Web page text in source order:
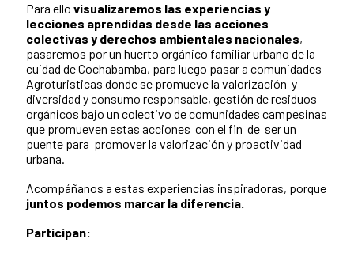
Para ello visualizaremos las experiencias y
lecciones aprendidas desde las acciones
colectivas y derechos ambientales nacionales,
pasaremos por un huerto orgánico familiar urbano de la
cuidad de Cochabamba, para luego pasar a comunidades
Agroturisticas donde se promueve la valorización y
diversidad y consumo responsable, gestión de residuos
orgánicos bajo un colectivo de comunidades campesinas
que promueven estas acciones con el fin de ser un
puente para promover la valorización y proactividad
urbana.
Acompáñanos a estas experiencias inspiradoras, porque
juntos podemos marcar la diferencia.
Participan: